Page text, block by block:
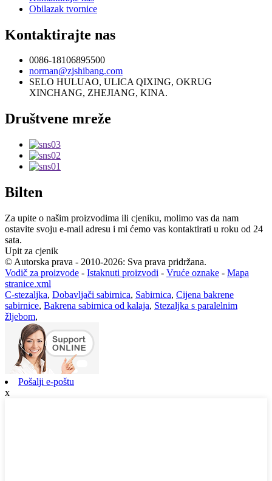
Obilazak tvornice
Kontaktirajte nas
0086-18106895500
norman@zjshibang.com
SELO HULUAO, ULICA QIXING, OKRUG
XINCHANG, ZHEJIANG, KINA.
Društvene mreže
Bilten
Za upite o našim proizvodima ili cjeniku, molimo vas da nam
ostavite svoju e-mail adresu i mi ćemo vas kontaktirati u roku od 24
sata.
Upit za cjenik
© Autorska prava - 2010-2026: Sva prava pridržana.
Vodič za proizvode - Istaknuti proizvodi - Vruće oznake - Mapa
stranice.xml
C-stezaljka, Dobavljači sabirnica, Sabirnica, Cijena bakrene
sabirnice, Bakrena sabirnica od kalaja, Stezaljka s paralelnim
žljebom,
Pošalji e-poštu
x